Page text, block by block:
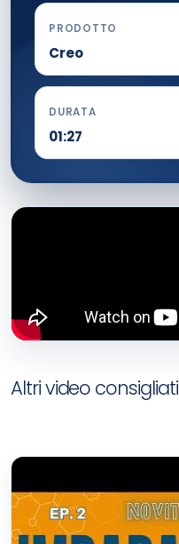
PRODOTTO
Creo
DURATA
01:27
Altri video consigliati